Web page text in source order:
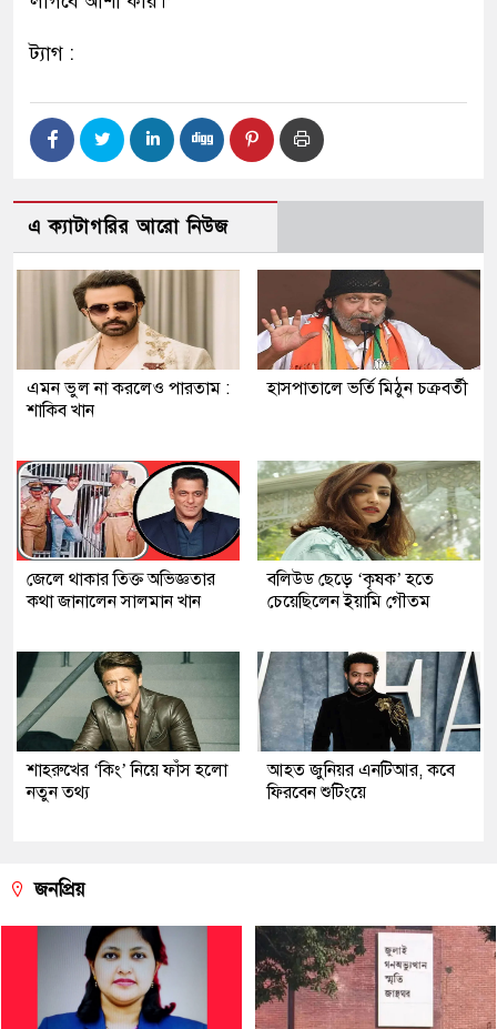
ট্যাগ :
এ ক্যাটাগরির আরো নিউজ
এমন ভুল না করলেও পারতাম :
শাকিব খান
হাসপাতালে ভর্তি মিঠুন চক্রবর্তী
জেলে থাকার তিক্ত অভিজ্ঞতার
কথা জানালেন সালমান খান
বলিউড ছেড়ে ‘কৃষক’ হতে
চেয়েছিলেন ইয়ামি গৌতম
শাহরুখের ‘কিং’ নিয়ে ফাঁস হলো
নতুন তথ্য
আহত জুনিয়র এনটিআর, কবে
ফিরবেন শুটিংয়ে
জনপ্রিয়